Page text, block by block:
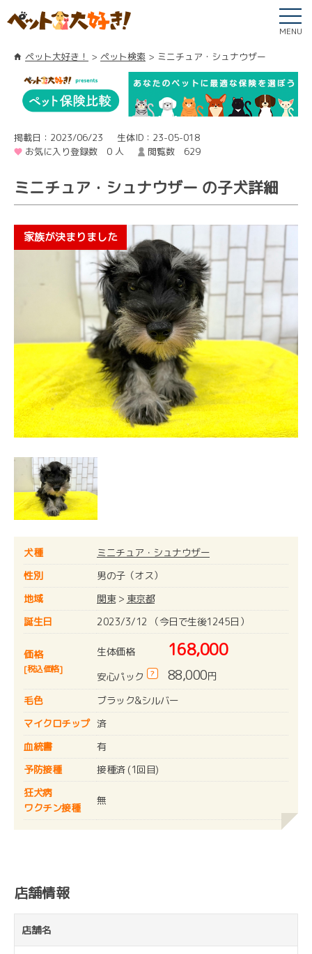
MENU
ペット大好き！ ペット検索 ミニチュア・シュナウザー
掲載日：2023/06/23
生体ID：23-05-018
お気に入り登録数 0 人
閲覧数 629
ミニチュア・シュナウザー の子犬詳細
犬種
ミニチュア・シュナウザー
性別
男の子（オス）
地域
関東> 東京都
誕生日
2023/3/12 （今日で生後1245日）
価格
[税込価格]
生体価格 168,000
安心パック ? 88,000円
毛色
ブラック&シルバー
マイクロチップ 済
血統書
有
予防接種
接種済 (1回目)
狂犬病
ワクチン接種
無
店舗情報
店舗名